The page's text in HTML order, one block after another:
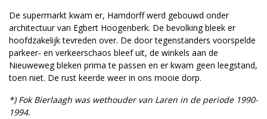
De supermarkt kwam er, Hamdorff werd gebouwd onder
architectuur van Egbert Hoogenberk. De bevolking bleek er
hoofdzakelijk tevreden over. De door tegenstanders voorspelde
parkeer- en verkeerschaos bleef uit, de winkels aan de
Nieuweweg bleken prima te passen en er kwam geen leegstand,
toen niet. De rust keerde weer in ons mooie dorp.
*) Fok Bierlaagh was wethouder van Laren in de periode 1990-
1994.